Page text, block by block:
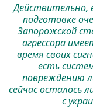
Действительно,
подготовке
Запорожской
агрессора
время своих
есть
повреждению
сейчас осталось
с